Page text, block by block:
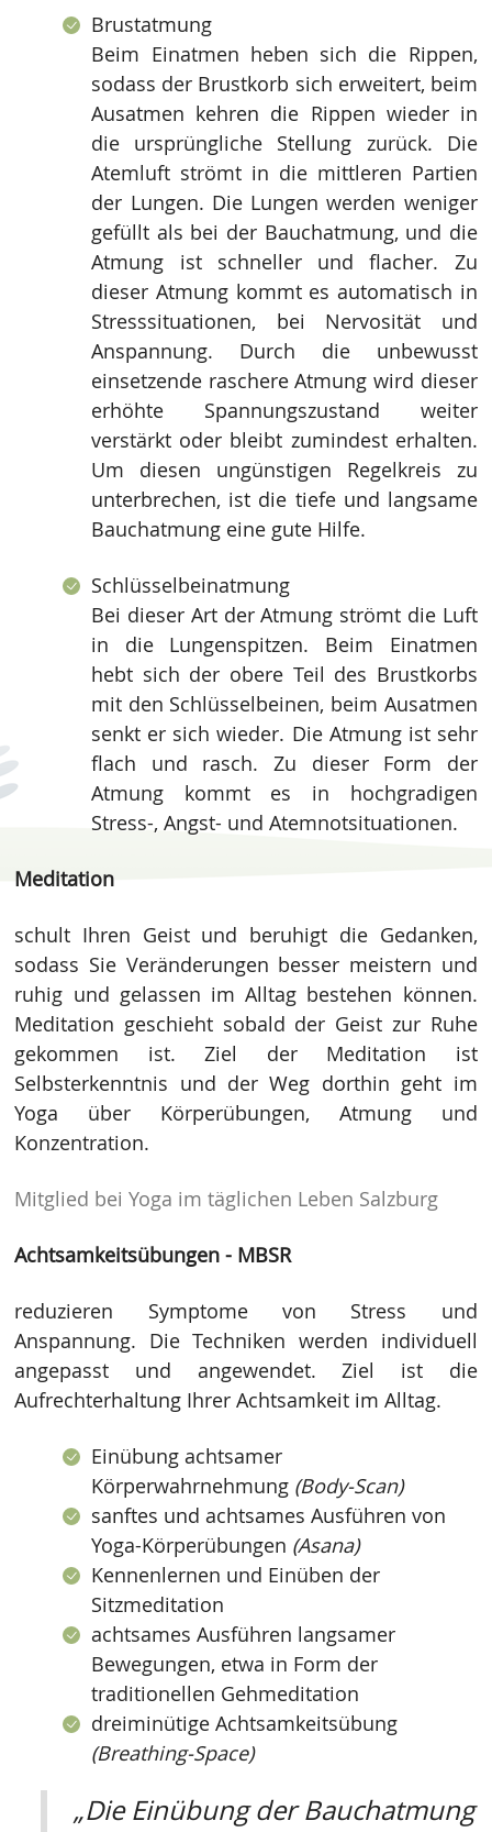
Brustatmung
Beim Einatmen heben sich die Rippen,
sodass der Brustkorb sich erweitert, beim
Ausatmen kehren die Rippen wieder in
die ursprüngliche Stellung zurück. Die
Atemluft strömt in die mittleren Partien
der Lungen. Die Lungen werden weniger
gefüllt als bei der Bauchatmung, und die
Atmung ist schneller und flacher. Zu
dieser Atmung kommt es automatisch in
Stresssituationen, bei Nervosität und
Anspannung. Durch die unbewusst
einsetzende raschere Atmung wird dieser
erhöhte Spannungszustand weiter
verstärkt oder bleibt zumindest erhalten.
Um diesen ungünstigen Regelkreis zu
unterbrechen, ist die tiefe und langsame
Bauchatmung eine gute Hilfe.
Schlüsselbeinatmung
Bei dieser Art der Atmung strömt die Luft
in die Lungenspitzen. Beim Einatmen
hebt sich der obere Teil des Brustkorbs
mit den Schlüsselbeinen, beim Ausatmen
senkt er sich wieder. Die Atmung ist sehr
flach und rasch. Zu dieser Form der
Atmung kommt es in hochgradigen
Stress-, Angst- und Atemnot­situationen.
Meditation
schult Ihren Geist und beruhigt die Gedanken,
sodass Sie Veränderungen besser meistern und
ruhig und gelassen im Alltag bestehen können.
Meditation geschieht sobald der Geist zur Ruhe
gekommen ist. Ziel der Meditation ist
Selbsterkenntnis und der Weg dorthin geht im
Yoga über Körperübungen, Atmung und
Konzentration.
Mitglied bei Yoga im täglichen Leben Salzburg
Achtsamkeitsübungen - MBSR
reduzieren Symptome von Stress und
Anspannung. Die Techniken werden individuell
angepasst und angewendet. Ziel ist die
Aufrechterhaltung Ihrer Achtsamkeit im Alltag.
Einübung achtsamer
Körperwahrnehmung (Body-Scan)
sanftes und achtsames Ausführen von
Yoga-Körperübungen (Asana)
Kennenlernen und Einüben der
Sitzmeditation
achtsames Ausführen langsamer
Bewegungen, etwa in Form der
traditionellen Gehmeditation
dreiminütige Achtsamkeitsübung
(Breathing-Space)
„Die Einübung der Bauchatmung